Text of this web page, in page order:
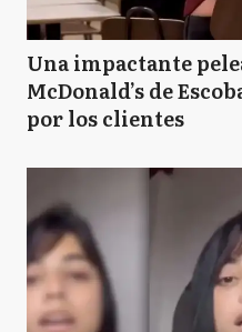
Una impactante
McDonald’s de
por los clientes